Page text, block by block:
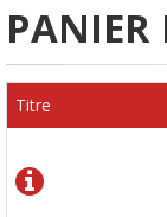
PANIER
Titre